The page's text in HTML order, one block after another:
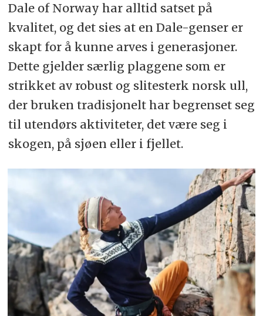
Dale of Norway har alltid satset på
kvalitet, og det sies at en Dale-genser er
skapt for å kunne arves i generasjoner.
Dette gjelder særlig plaggene som er
strikket av robust og slitesterk norsk ull,
der bruken tradisjonelt har begrenset seg
til utendørs aktiviteter, det være seg i
skogen, på sjøen eller i fjellet.